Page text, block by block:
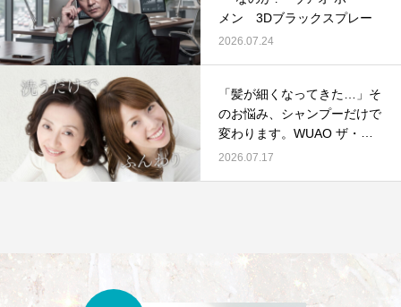
メン 3Dブラックスプレー
2026.07.24
「髪が細くなってきた…」そ
のお悩み、シャンプーだけで
変わります。WUAO ザ・ボ
リューム オールインワンシ
2026.07.17